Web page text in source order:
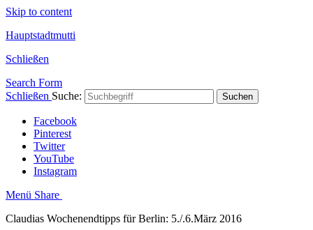
Skip to content
Hauptstadtmutti
Schließen
Search Form
Schließen Suche: Suchen
Facebook
Pinterest
Twitter
YouTube
Instagram
Menü Share
Claudias Wochenendtipps für Berlin: 5./.6.März 2016